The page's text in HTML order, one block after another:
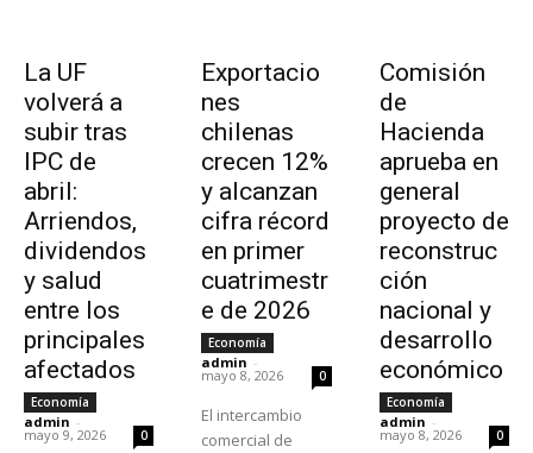
La UF
volverá a
subir tras
IPC de
abril:
Arriendos,
dividendos
y salud
entre los
principales
afectados
Economía
admin -
mayo 9, 2026 0
Exportacio
nes
chilenas
crecen 12%
y alcanzan
cifra récord
en primer
cuatrimestr
e de 2026
Economía
admin -
mayo 8, 2026 0
El intercambio
comercial de
Comisión
de
Hacienda
aprueba en
general
proyecto de
reconstruc
ción
nacional y
desarrollo
económico
Economía
admin -
mayo 8, 2026 0